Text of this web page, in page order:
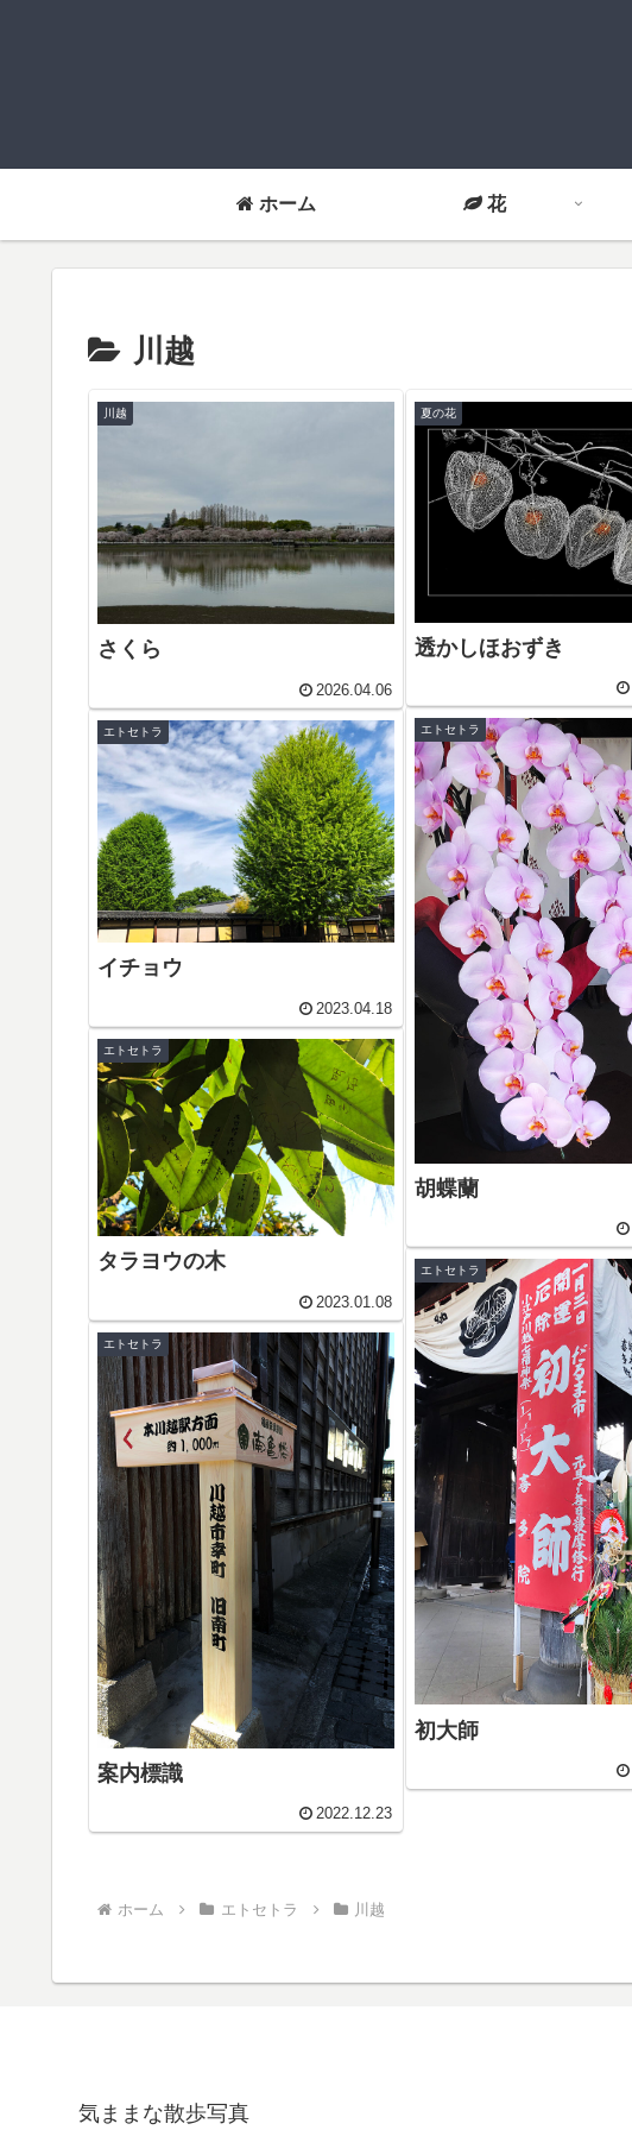
ホーム 花
川越
川越
さくら
2026.04.06
夏の花
透かしほおずき
エトセトラ
胡蝶蘭
エトセトラ
イチョウ
2023.04.18
エトセトラ
タラヨウの木
2023.01.08
エトセトラ
初大師
エトセトラ
案内標識
2022.12.23
ホーム エトセトラ 川越
気ままな散歩写真